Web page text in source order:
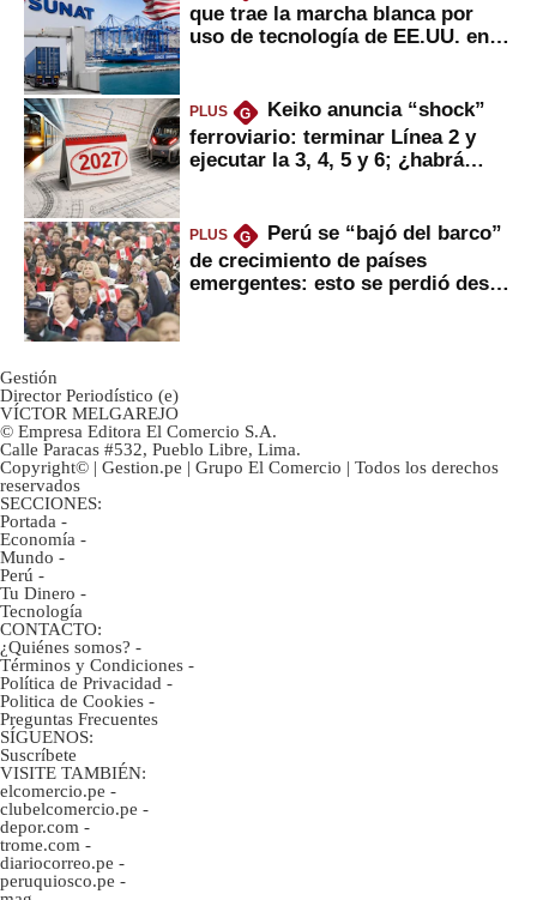
que trae la marcha blanca por
uso de tecnología de EE.UU. en
PLUS G
Keiko anuncia “shock”
ferroviario: terminar Línea 2 y
ejecutar la 3, 4, 5 y 6; ¿habrá
PLUS G
Perú se “bajó del barco”
de crecimiento de países
emergentes: esto se perdió desde
Gestión
Director Periodístico (e)
VÍCTOR MELGAREJO
© Empresa Editora El Comercio S.A.
Calle Paracas #532, Pueblo Libre, Lima.
Copyright© | Gestion.pe | Grupo El Comercio | Todos los derechos
reservados
SECCIONES:
Portada -
Economía -
Mundo -
Perú -
Tu Dinero -
Tecnología
CONTACTO:
¿Quiénes somos? -
Términos y Condiciones -
Política de Privacidad -
Politica de Cookies -
Preguntas Frecuentes
SÍGUENOS:
Suscríbete
VISITE TAMBIÉN:
elcomercio.pe -
clubelcomercio.pe -
depor.com -
trome.com -
diariocorreo.pe -
peruquiosco.pe -